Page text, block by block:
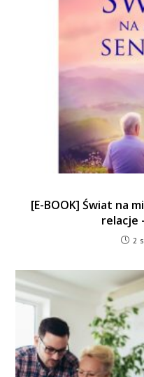
[E-BOOK] Świat na
relacje
2